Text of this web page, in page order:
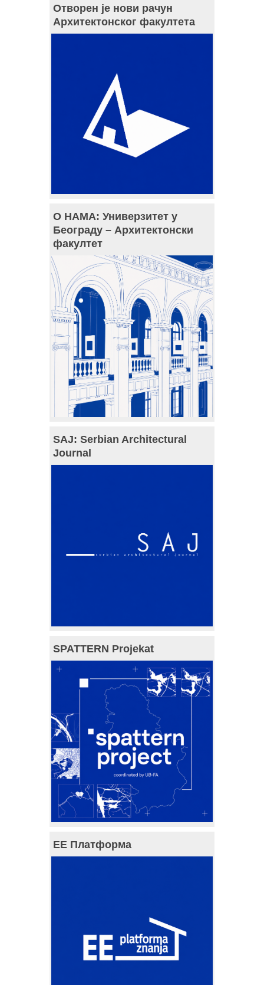
Отворен је нови рачун
Архитектонског факултета
О НАМА: Универзитет у
Београду – Архитектонски
факултет
SAJ: Serbian Architectural
Journal
SPATTERN Projekat
ЕЕ Платформа